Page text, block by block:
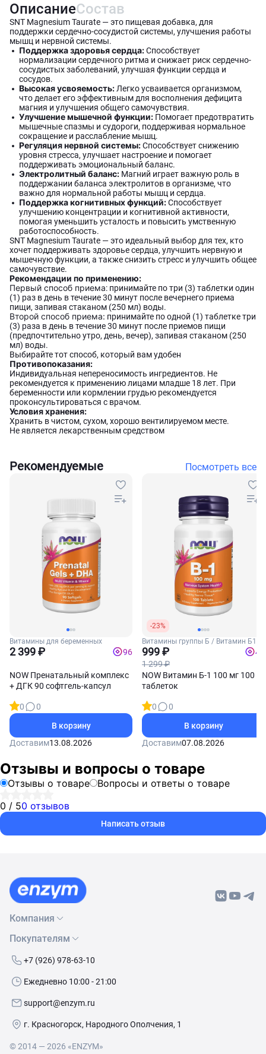
ОписаниеСостав
SNT Magnesium Taurate — это пищевая добавка, для
поддержки сердечно-сосудистой системы, улучшения работы
мышц и нервной системы.
Поддержка здоровья сердца:Способствует
нормализации сердечного ритма и снижает риск сердечно-
сосудистых заболеваний, улучшая функции сердца и
сосудов.
Высокая усвояемость: Легко усваивается организмом,
что делает его эффективным для восполнения дефицита
магния и улучшения общего самочувствия.
Улучшение мышечной функции: Помогает предотвратить
мышечные спазмы и судороги, поддерживая нормальное
сокращение и расслабление мышц.
Регуляция нервной системы:Способствует снижению
уровня стресса, улучшает настроение и помогает
поддерживать эмоциональный баланс.
Электролитный баланс: Магний играет важную роль в
поддержании баланса электролитов в организме, что
важно для нормальной работы мышц и сердца.
Поддержка когнитивных функций:Способствует
улучшению концентрации и когнитивной активности,
помогая уменьшить усталость и повысить умственную
работоспособность.
SNT Magnesium Taurate — это идеальный выбор для тех, кто
хочет поддерживать здоровье сердца, улучшить нервную и
мышечную функции, а также снизить стресс и улучшить общее
самочувствие.
Рекомендации по применению:
Первый способ приема: принимайте по три (3) таблетки один
(1) раз в день в течение 30 минут после вечернего приема
пищи, запивая стаканом (250 мл) воды.
Второй способ приема: принимайте по одной (1) таблетке три
(3) раза в день в течение 30 минут после приемов пищи
(предпочтительно утро, день, вечер), запивая стаканом (250
мл) воды.
Выбирайте тот способ, который вам удобен
Противопоказания:
Индивидуальная непереносимость ингредиентов. Не
рекомендуется к применению лицами младше 18 лет. При
беременности или кормлении грудью рекомендуется
проконсультироваться с врачом.
Условия хранения:
Хранить в чистом, сухом, хорошо вентилируемом месте.
Не является лекарственным средством
Рекомендуемые Посмотреть все
Витамины для беременных
2 399 ₽ 96
NOW Пренатальный комплекс
+ ДГК 90 софтгель-капсул
0
0
В корзину
Доставим13.08.2026
-23%
Витамины группы Б / Витамин Б1
(Тиамин)
999 ₽
1 299 ₽
40
NOW Витамин Б-1 100 мг 100
таблеток
0
0
В корзину
Доставим07.08.2026
Отзывы и вопросы о товаре
Отзывы о товаре
Вопросы и ответы о товаре
0 / 50 отзывов
Написать отзыв
Компания
О нас
Бренды
Контакты
Покупателям
Как сделать заказ
Условия доставки
+7 (926) 978-63-10
Ежедневно 10:00 - 21:00
support@enzym.ru
г. Красногорск, Народного Ополчения, 1
© 2014 — 2026 «ENZYM»